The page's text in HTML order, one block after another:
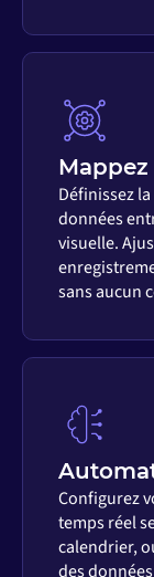
Définissez
données
visuelle.
sans aucun
Configurez
temps réel
calendrier,
des